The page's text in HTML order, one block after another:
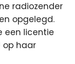
radiozender
opgelegd.
een licentie
op haar